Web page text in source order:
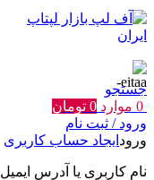
جستجو
0 موارد 0 تومان
ورود / ثبت نام
ورود ایجاد حساب کاربری
نام کاربری یا آدرس ایمیل